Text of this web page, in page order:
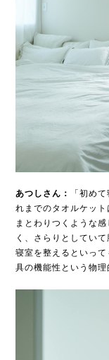
あつしさん：
「初め
れまでのタオルケッ
まとわりつくような
く、さらりとしてい
寝室を整えるといっ
具の機能性という物